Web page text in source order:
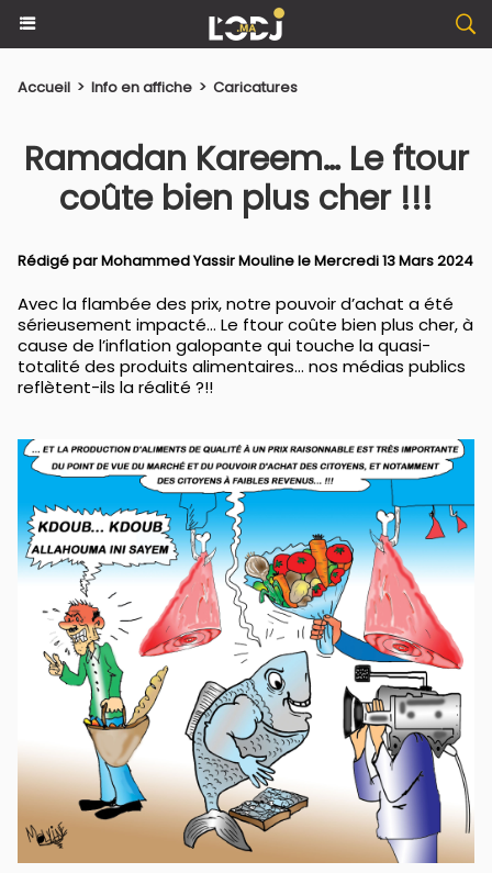
Accueil > Info en affiche > Caricatures
Ramadan Kareem… Le ftour
coûte bien plus cher !!!
Rédigé parMohammed Yassir Moulinele Mercredi 13 Mars 2024
Avec la flambée des prix, notre pouvoir d’achat a été
sérieusement impacté… Le ftour coûte bien plus cher, à
cause de l’inflation galopante qui touche la quasi-
totalité des produits alimentaires… nos médias publics
reflètent-ils la réalité ?!!